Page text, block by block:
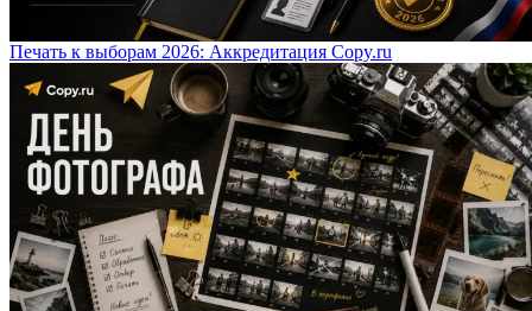
Печать к выборам 2026: Аккредитация Copy.ru